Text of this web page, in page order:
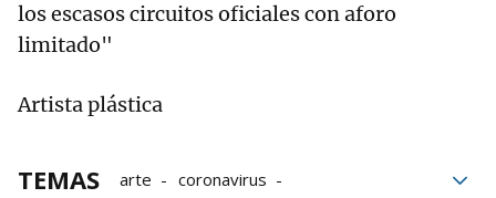
los escasos circuitos oficiales con aforo
limitado"
Artista plástica
TEMAS arte
coronavirus